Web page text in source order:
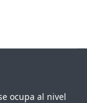
ocupa al nivel